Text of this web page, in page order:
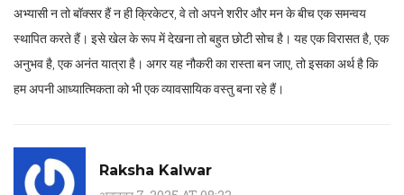
अभ्यासी न तो बॉक्सर हैं न ही क्रिकेटर, वे तो अपने शरीर और मन के बीच एक समन्वय
स्थापित करते हैं। इसे खेल के रूप में देखना तो बहुत छोटी सोच है। यह एक विरासत है, एक
अनुभव है, एक अनंत यात्रा है। अगर यह नौकरी का रास्ता बन जाए, तो इसका अर्थ है कि
हम अपनी आध्यात्मिकता को भी एक व्यावसायिक वस्तु बना रहे हैं।
Raksha Kalwar